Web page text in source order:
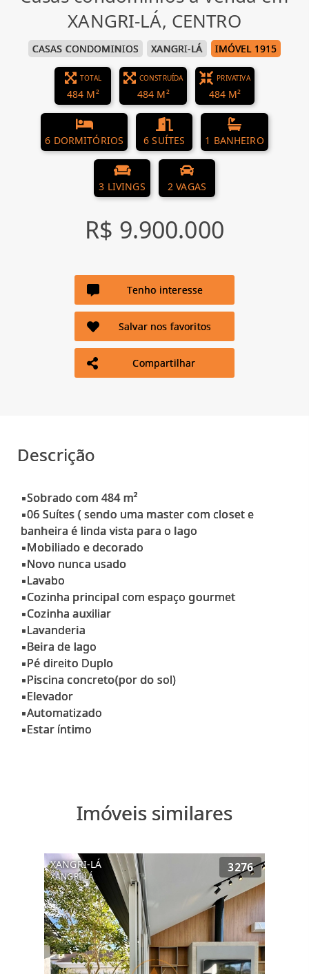
XANGRI-LÁ, CENTRO
CASAS CONDOMINIOS XANGRI-LÁ IMÓVEL 1915
TOTAL
484 M²
CONSTRUÍDA
484 M²
PRIVATIVA
484 M²
6 DORMITÓRIOS 6 SUÍTES 1 BANHEIRO
3 LIVINGS 2 VAGAS
R$ 9.900.000
Tenho interesse
Salvar nos favoritos
Compartilhar
Descrição
▪Sobrado com 484 m²
▪06 Suítes ( sendo uma master com closet e
banheira é linda vista para o lago
▪Mobiliado e decorado
▪Novo nunca usado
▪Lavabo
▪Cozinha principal com espaço gourmet
▪Cozinha auxiliar
▪Lavanderia
▪Beira de lago
▪Pé direito Duplo
▪Piscina concreto(por do sol)
▪Elevador
▪Automatizado
Imóveis similares
XANGRI-LÁ
XANGRI-LÁ
3276